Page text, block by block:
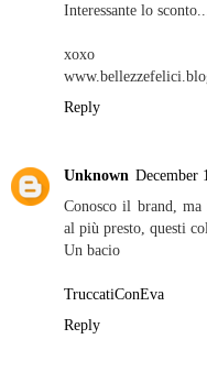
Interessante lo
xoxo
Reply
Unknown December
Conosco il brand,
al più presto, questi
Un bacio
TruccatiConEva
Reply